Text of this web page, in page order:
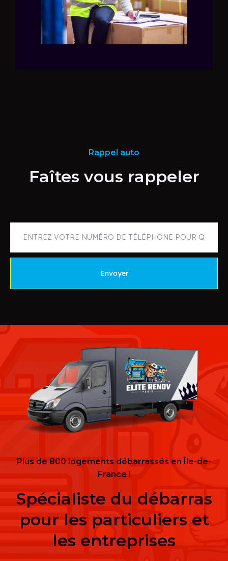
Rappel auto
Faîtes vous rappeler
Envoyer
Plus de 800 logements débarrassés en Île-de-
France !
Spécialiste du débarras
pour les particuliers et
les entreprises